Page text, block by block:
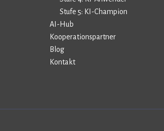
Stufe 5: KI-Champion
AI-Hub
Kooperationspartner
Blog
Kontakt